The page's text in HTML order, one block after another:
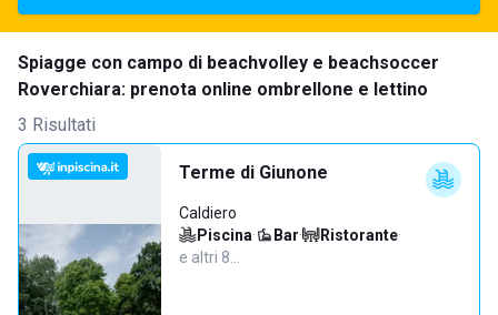
Spiagge con campo di beachvolley e beachsoccer
Roverchiara: prenota online ombrellone e lettino
3 Risultati
Terme di Giunone
Caldiero
Piscina· Bar· Ristorante·
e altri 8…